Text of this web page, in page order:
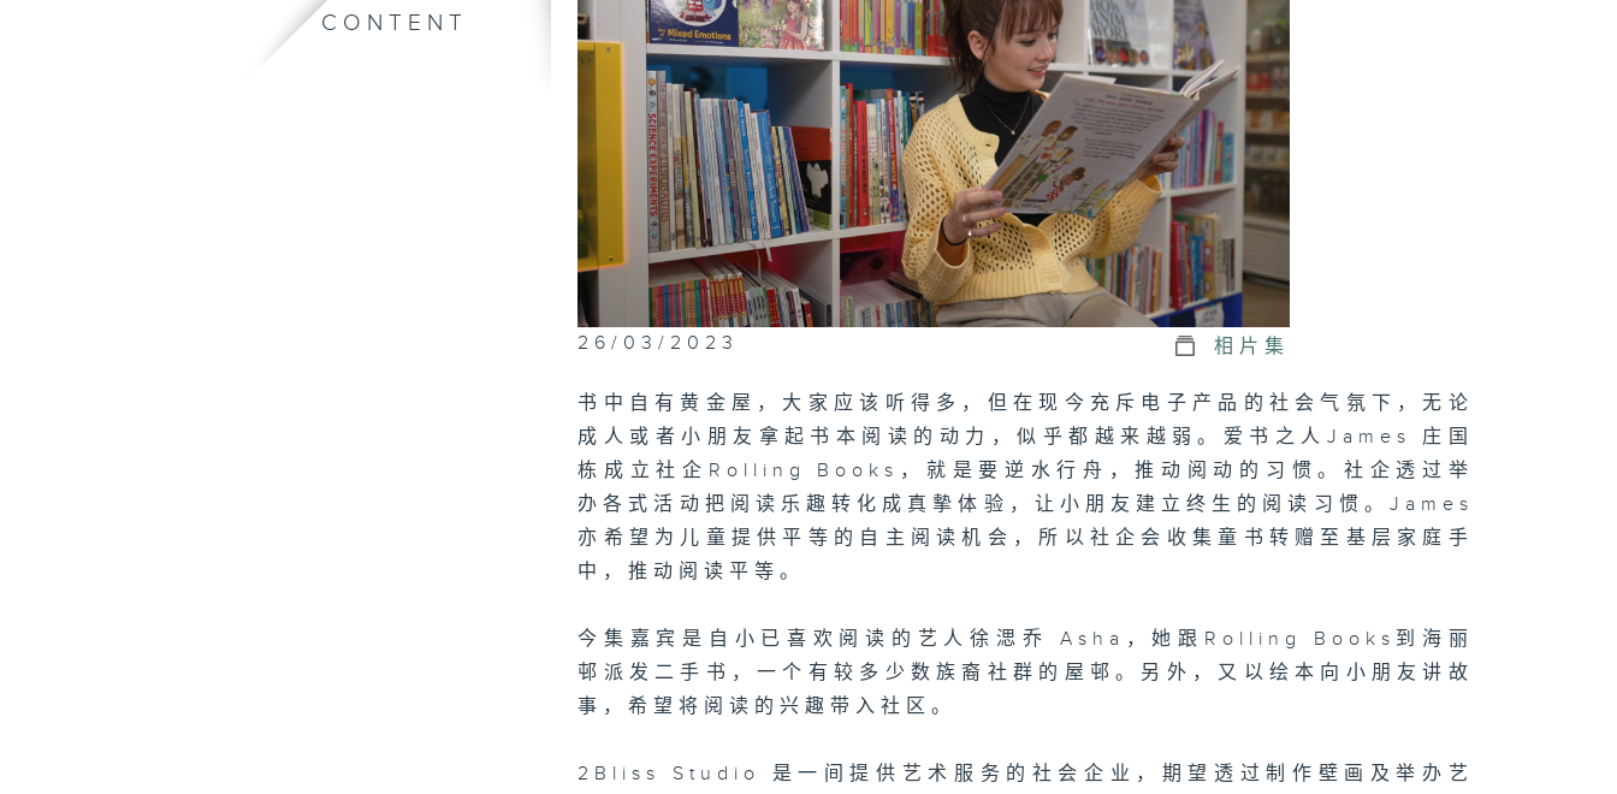
CONTENT
26/03/2023 相片集
书中自有黄金屋，大家应该听得多，但在现今充斥电子产品的社会气氛下，无论
成人或者小朋友拿起书本阅读的动力，似乎都越来越弱。爱书之人James 庄国
栋成立社企Rolling Books，就是要逆水行舟，推动阅动的习惯。社企透过举
办各式活动把阅读乐趣转化成真摰体验，让小朋友建立终生的阅读习惯。James
亦希望为儿童提供平等的自主阅读机会，所以社企会收集童书转赠至基层家庭手
中，推动阅读平等。
今集嘉宾是自小已喜欢阅读的艺人徐㴓乔 Asha，她跟Rolling Books到海丽
邨派发二手书，一个有较多少数族裔社群的屋邨。另外，又以绘本向小朋友讲故
事，希望将阅读的兴趣带入社区。
2Bliss Studio 是一间提供艺术服务的社会企业，期望透过制作壁画及举办艺